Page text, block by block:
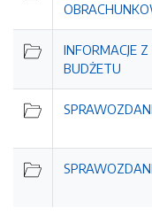
INFORMACJE
BUDŻETU